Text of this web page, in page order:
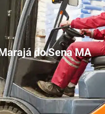
do Sena MA